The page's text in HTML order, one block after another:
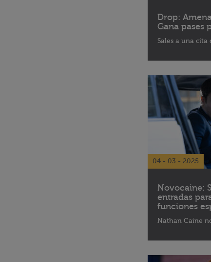
Drop:
Gana pases
Sales a una cita
04 - 03 - 2025
Novocaine:
entradas
funciones
Nathan Caine